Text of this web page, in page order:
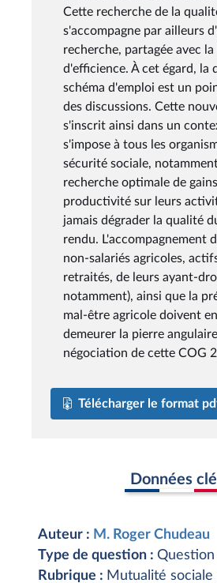
Cette recherche de la
s'accompagne par ailleurs
recherche, partagée avec la
d'efficience. À cet égard, la
schéma d'emploi est un
des discussions. Cette
s'inscrit ainsi dans un
s'impose à tous les
sécurité sociale,
recherche optimale de
productivité sur leurs
jamais dégrader la qualité
rendu. L'accompagnement
non-salariés agricoles,
retraités, de leurs ayant-
notamment), ainsi que la
mal-être agricole doivent
demeurer la pierre
négociation de cette COG
Télécharger le format
Données
Auteur : M. Roger Chudeau
Type de question :
Rubrique : Mutualité sociale